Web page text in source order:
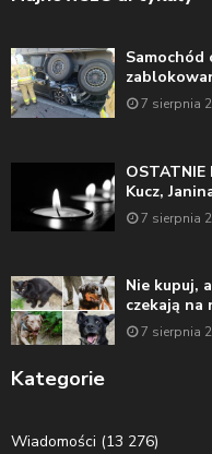
Samochód
7 sierpnia
OSTATNIE
Kucz,
7 sierpnia
Nie kupuj,
czekają na
7 sierpnia
Kategorie
Wiadomości (13 276)